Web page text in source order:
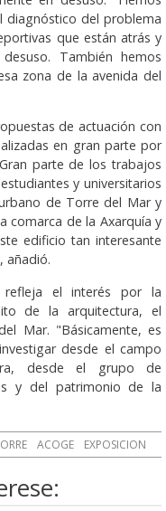
diagnóstico del problema
que están atrás y
También hemos
zona de la avenida del
de actuación con
en gran parte por
parte de los trabajos
y universitarios
de Torre del Mar y
comarca de la Axarquía y
edificio tan interesante
añadió.
refleja el interés por la
de la arquitectura, el
Mar. "Básicamente, es
desde el campo
desde el grupo de
y del patrimonio de la
ACOGE EXPOSICION